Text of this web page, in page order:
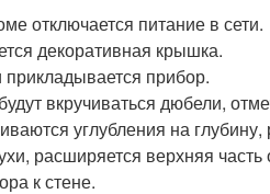
отключается питание в сети.
декоративная крышка.
прибор.
вкручиваться дюбели,
углубления на
расширяется верхняя
к стене.